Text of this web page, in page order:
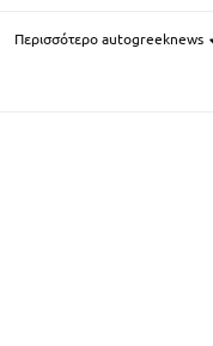
Περισσότερο autogreeknews